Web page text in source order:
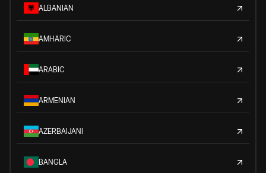
ALBANIAN
AMHARIC
ARABIC
ARMENIAN
AZERBAIJANI
BANGLA